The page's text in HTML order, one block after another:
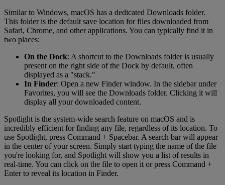
Similar to Windows, macOS has a dedicated Downloads folder.
This folder is the default save location for files downloaded from
Safari, Chrome, and other applications. You can typically find it in
two places:
On the Dock: A shortcut to the Downloads folder is usually
present on the right side of the Dock by default, often
displayed as a "stack."
In Finder: Open a new Finder window. In the sidebar under
Favorites, you will see the Downloads folder. Clicking it will
display all your downloaded content.
Spotlight is the system-wide search feature on macOS and is
incredibly efficient for finding any file, regardless of its location. To
use Spotlight, press Command + Spacebar. A search bar will appear
in the center of your screen. Simply start typing the name of the file
you're looking for, and Spotlight will show you a list of results in
real-time. You can click on the file to open it or press Command +
Enter to reveal its location in Finder.